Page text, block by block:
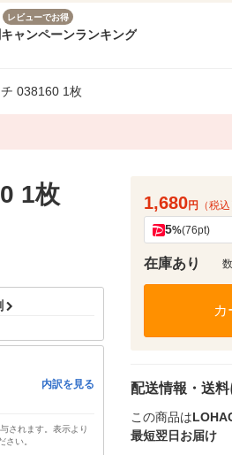
レビューでお得
キャンペーンランキング
038160 1枚
1枚
内訳を見る
されます。表示より
さい。
1,680円 （税込
5%(76pt)
在庫あり
カ
配送情報・送
この商品は
最短翌日お届け